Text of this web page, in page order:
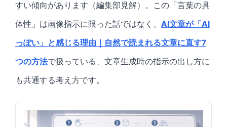
すい傾向があります（編集部見解）。この「言葉の具
体性」は画像指示に限った話ではなく、 AI文章が「AI
っぽい」と感じる理由｜自然で読まれる文章に直す7
つの方法で扱っている、文章生成時の指示の出し方に
も共通する考え方です。